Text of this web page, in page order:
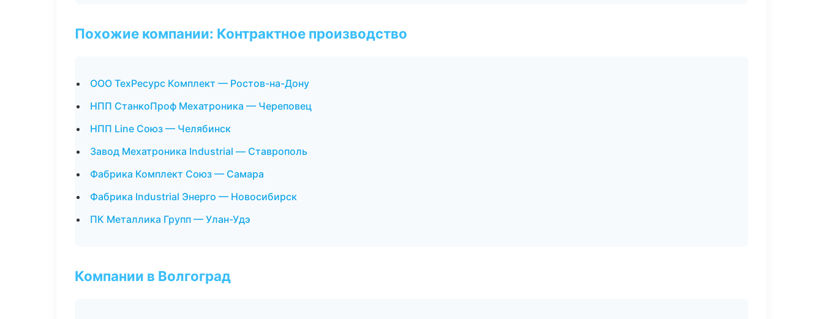
Похожие компании: Контрактное производство
ООО ТехРесурс Комплект — Ростов-на-Дону
НПП СтанкоПроф Мехатроника — Череповец
НПП Line Союз — Челябинск
Завод Мехатроника Industrial — Ставрополь
Фабрика Комплект Союз — Самара
Фабрика Industrial Энерго — Новосибирск
ПК Металлика Групп — Улан-Удэ
Компании в Волгоград